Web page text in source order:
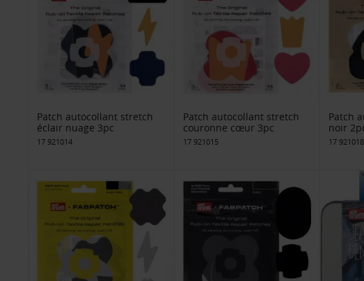
Patch autocollant stretch
éclair nuage 3pc
17 921014
Patch autocollant stretch
couronne cœur 3pc
17 921015
Patch
noir
17 921018